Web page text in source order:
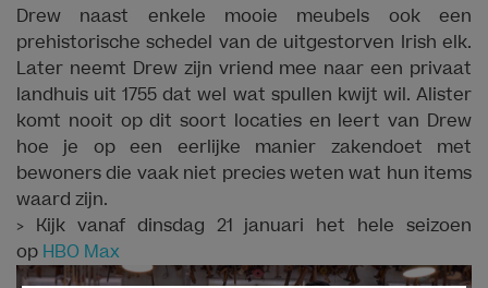
Drew naast enkele mooie meubels ook een
prehistorische schedel van de uitgestorven Irish elk.
Later neemt Drew zijn vriend mee naar een privaat
landhuis uit 1755 dat wel wat spullen kwijt wil. Alister
komt nooit op dit soort locaties en leert van Drew
hoe je op een eerlijke manier zakendoet met
bewoners die vaak niet precies weten wat hun items
waard zijn.
> Kijk vanaf dinsdag 21 januari het hele seizoen
op HBO Max